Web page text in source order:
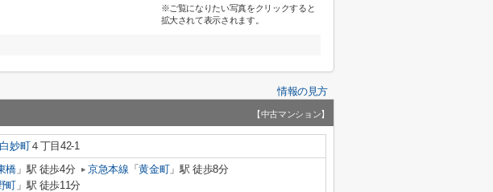
※ご覧になりたい写真をクリックすると
拡大されて表示されます。
情報の見方
【中古マンション】
白妙町４丁目42-1
橋 」駅 徒歩4分 京急本線 「黄金町」駅 徒歩8分
町 」駅 徒歩11分